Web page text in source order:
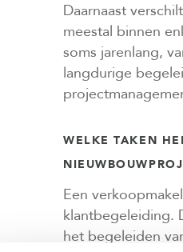
Daarnaast
meestal binnen
soms jarenlang,
langdurige
WELKE TAKEN
Een
klantbegeleiding.
het begeleiden